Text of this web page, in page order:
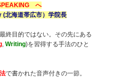
へ
北海道帯広市）学院長
終目的ではない。その先にある
, Writing)を習得する手法のひと
で書かれた音声付きの一節。